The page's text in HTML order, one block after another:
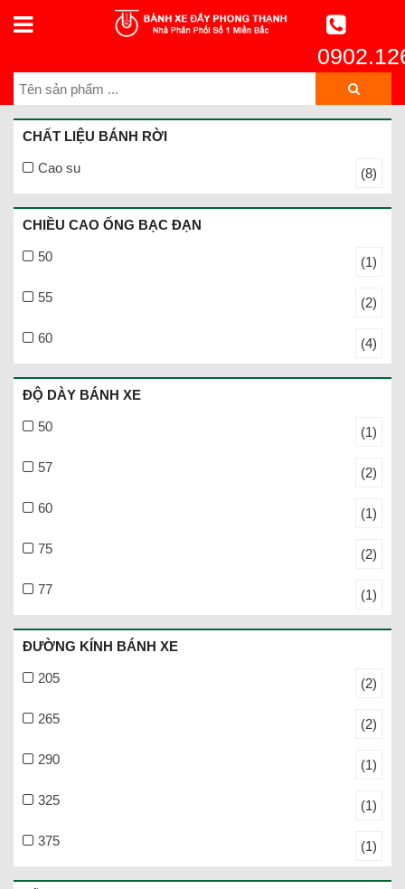
CHẤT LIỆU BÁNH RỜI
Cao su (8)
CHIỀU CAO ỐNG BẠC ĐẠN
50 (1)
55 (2)
60 (4)
ĐỘ DÀY BÁNH XE
50 (1)
57 (2)
60 (1)
75 (2)
77 (1)
ĐƯỜNG KÍNH BÁNH XE
205 (2)
265 (2)
290 (1)
325 (1)
375 (1)